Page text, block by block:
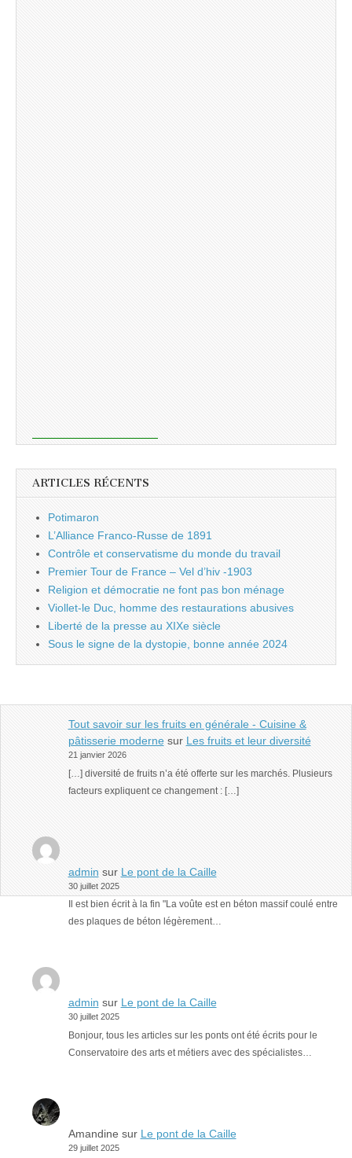
ARTICLES RÉCENTS
Potimaron
L’Alliance Franco-Russe de 1891
Contrôle et conservatisme du monde du travail
Premier Tour de France – Vel d’hiv -1903
Religion et démocratie ne font pas bon ménage
Viollet-le Duc, homme des restaurations abusives
Liberté de la presse au XIXe siècle
Sous le signe de la dystopie, bonne année 2024
Tout savoir sur les fruits en générale - Cuisine &
pâtisserie modernesur Les fruits et leur diversité
21 janvier 2026
[…] diversité de fruits n’a été offerte sur les marchés. Plusieurs
facteurs expliquent ce changement : […]
admin sur Le pont de la Caille
30 juillet 2025
Il est bien écrit à la fin "La voûte est en béton massif coulé entre
des plaques de béton légèrement…
admin sur Le pont de la Caille
30 juillet 2025
Bonjour, tous les articles sur les ponts ont été écrits pour le
Conservatoire des arts et métiers avec des spécialistes…
Amandine sur Le pont de la Caille
29 juillet 2025